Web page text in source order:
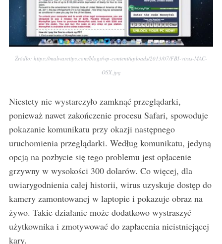
Źródło: https://malwaretips.com/blogs/wp-content/uploads/2013/07/FBI-virus-MAC-
OSX.jpg
Niestety nie wystarczyło zamknąć przeglądarki,
ponieważ nawet zakończenie procesu Safari, spowoduje
pokazanie komunikatu przy okazji następnego
uruchomienia przeglądarki. Według komunikatu, jedyną
opcją na pozbycie się tego problemu jest opłacenie
grzywny w wysokości 300 dolarów. Co więcej, dla
uwiarygodnienia całej historii, wirus uzyskuje dostęp do
kamery zamontowanej w laptopie i pokazuje obraz na
żywo. Takie działanie może dodatkowo wystraszyć
użytkownika i zmotywować do zapłacenia nieistniejącej
kary.